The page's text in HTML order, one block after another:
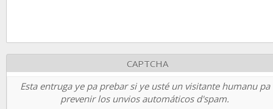
CAPTCHA
Esta entruga ye pa prebar si ye usté un visitante humanu pa
prevenir los unvios automáticos d'spam.